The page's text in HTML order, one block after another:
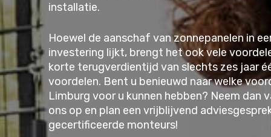
installatie.
Hoewel de aanschaf van zonnepanelen in
investering lijkt, brengt het ook vele
korte terugverdientijd van slechts zes jaar
voordelen. Bent u benieuwd naar welke
Limburg voor u kunnen hebben? Neem dan
ons op en plan een vrijblijvend
gecertificeerde monteurs!